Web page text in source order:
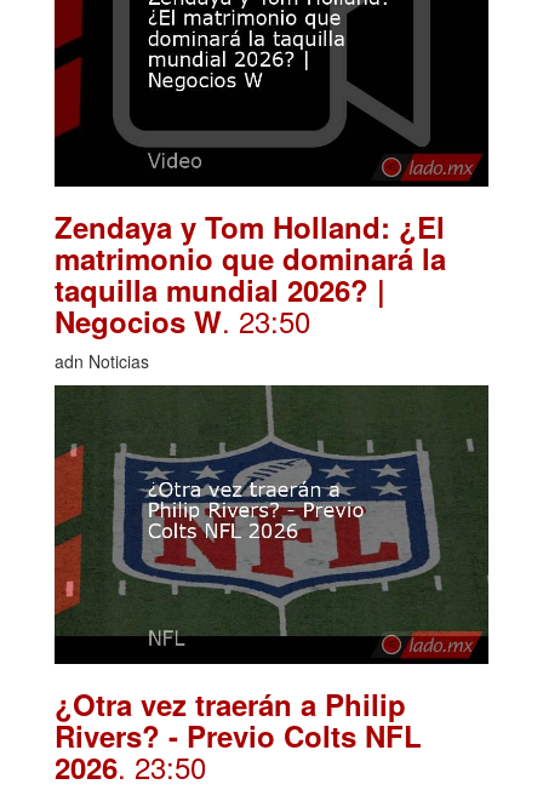
Zendaya y Tom Holland: ¿El
matrimonio que dominará la
taquilla mundial 2026? |
Negocios W. 23:50
adn Noticias
¿Otra vez traerán a Philip
Rivers? - Previo Colts NFL
2026. 23:50